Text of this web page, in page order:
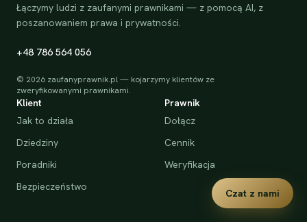
Łączymy ludzi z zaufanymi prawnikami — z pomocą AI, z
poszanowaniem prawa i prywatności.
+48 786 564 056
© 2026 zaufanyprawnik.pl — kojarzymy klientów ze
zweryfikowanymi prawnikami.
Klient
Jak to działa
Dziedziny
Poradniki
Bezpieczeństwo
Prawnik
Dołącz
Cennik
Weryfikacja
Czat z nami